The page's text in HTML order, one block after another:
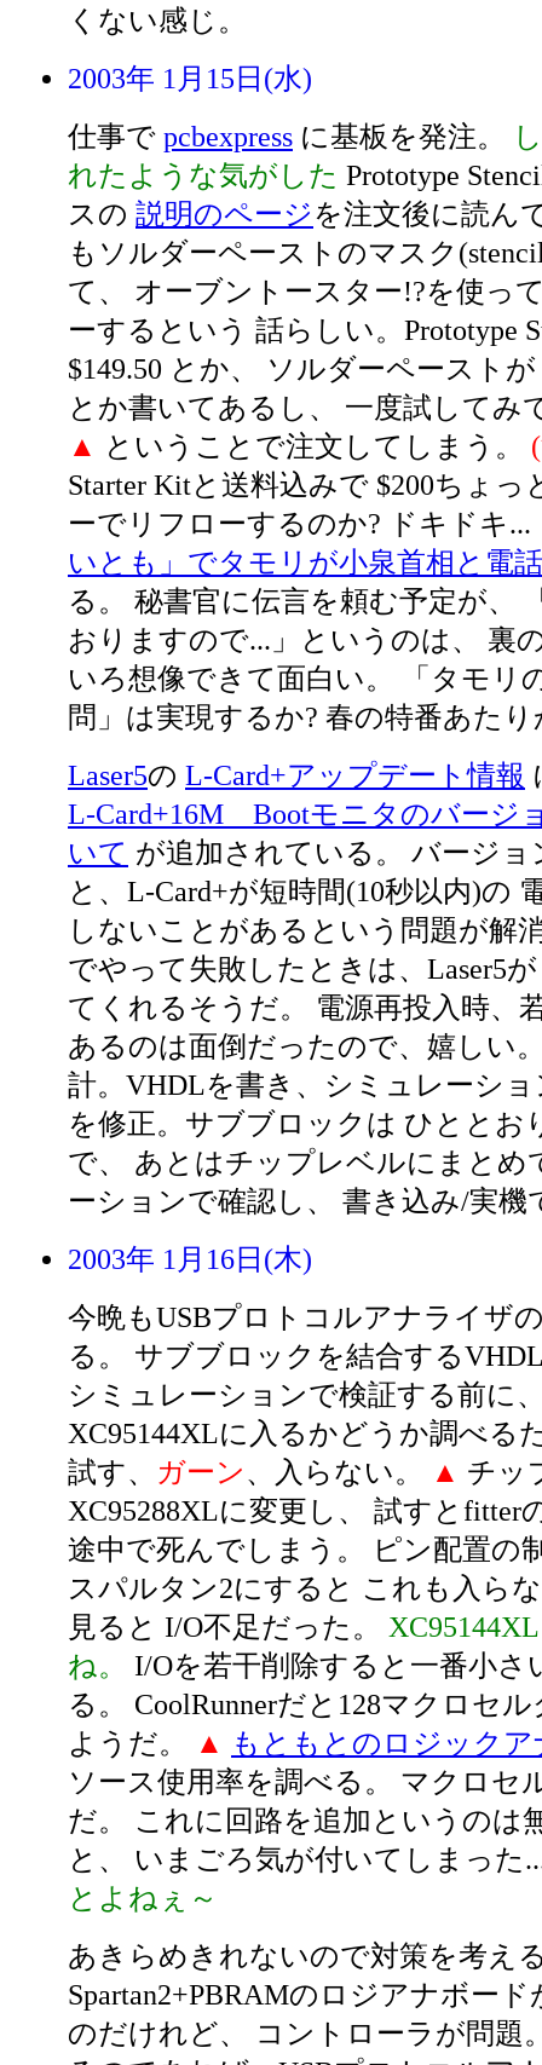
くない感じ。
2003年 1月15日(水)
仕事で pcbexpress に基板を発注。
れたような気がした Prototype
スの 説明のページを注文後に読ん
もソルダーペーストのマスク
て、 オーブントースター!?を使っ
ーするという 話らしい。Prototype
$149.50 とか、 ソルダーペーストが
とか書いてあるし、 一度試してみ
▲ ということで注文してしまう。
Starter Kitと送料込みで $200ちょっ
ーでリフローするのか? ドキドキ...
いとも」でタモリが小泉首相と電
る。 秘書官に伝言を頼む予定が、
おりますので...」というのは、 裏
いろ想像できて面白い。 「タモリ
問」は実現するか? 春の特番あたり
Laser5の L-Card+アップデート情報
L-Card+16M Bootモニタのバージ
いて が追加されている。 バージ
と、L-Card+が短時間(10秒以内)の
しないことがあるという問題が解
でやって失敗したときは、Laser5
てくれるそうだ。 電源再投入時、
あるのは面倒だったので、嬉しい
計。VHDLを書き、シミュレーシ
を修正。サブブロックは ひととお
で、 あとはチップレベルにまとめ
ーションで確認し、 書き込み/実機
2003年 1月16日(木)
今晩もUSBプロトコルアナライザ
る。 サブブロックを結合する
シミュレーションで検証する前に
XC95144XLに入るかどうか調べる
試す、
ガーン、入らない。 ▲ チッ
XC95288XLに変更し、 試すとfitter
途中で死んでしまう。 ピン配置の
スパルタン2にすると これも入ら
見ると I/O不足だった。
ね。
I/Oを若干削除すると一番小さ
る。 CoolRunnerだと128マクロセ
ようだ。
▲ もともとのロジック
ソース使用率を調べる。 マクロセ
だ。 これに回路を追加というのは
と、 いまごろ気が付いてしまった
とよねぇ～
あきらめきれないので対策を考え
Spartan2+PBRAMのロジアナボー
のだけれど、 コントローラが問題